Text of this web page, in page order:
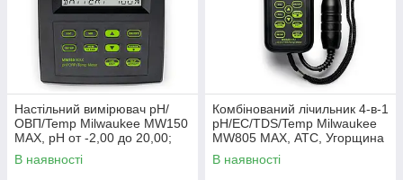
Настільний вимірювач pH/
ОВП/Temp Milwaukee MW150
MAX, pH от -2,00 до 20,00;
ОВП: ± 2000,0 мВ. Угорщина
В наявності
Комбінований лічильник 4-в-1
pH/EC/TDS/Temp Milwaukee
MW805 MAX, АТС, Угорщина
В наявності